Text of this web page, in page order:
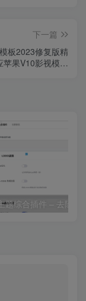
下一篇
板2023修复版精
苹果V10影视模板
题综合插件 – 去除授